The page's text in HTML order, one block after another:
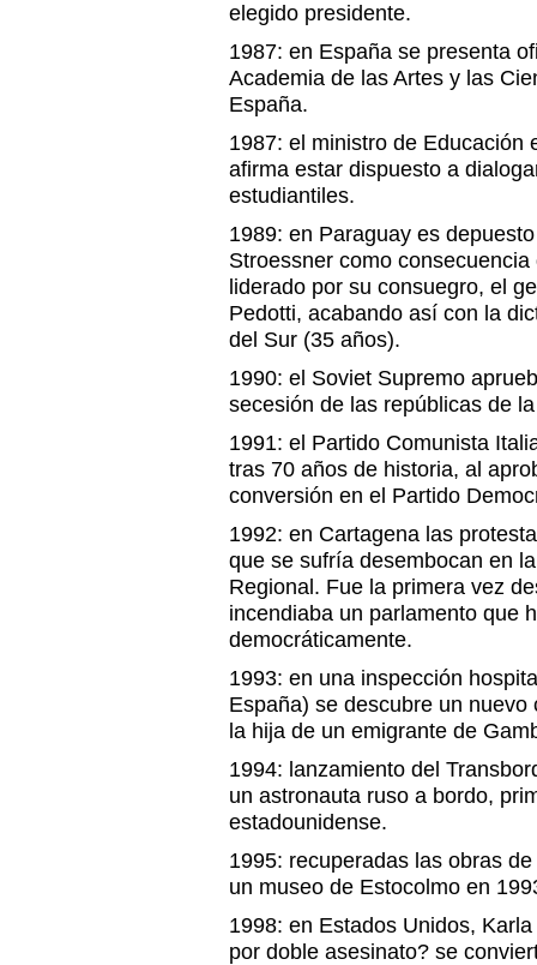
elegido presidente.
1987: en España se presenta
Academia de las Artes y las
España.
1987: el ministro de Educación
afirma estar dispuesto a
estudiantiles.
1989: en Paraguay es
Stroessner como
liderado por su consuegro, el
Pedotti, acabando así con la
del Sur (35 años).
1990: el Soviet Supremo
secesión de las repúblicas de
1991: el Partido Comunista
tras 70 años de historia, al
conversión en el Partido
1992: en Cartagena las
que se sufría desembocan en
Regional. Fue la primera vez
incendiaba un parlamento que
democráticamente.
1993: en una inspección
España) se descubre un
la hija de un emigrante de
1994: lanzamiento del
un astronauta ruso a bordo,
estadounidense.
1995: recuperadas las obras
un museo de Estocolmo en
1998: en Estados Unidos,
por doble asesinato? se